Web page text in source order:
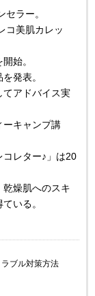
セラー。
コ美肌カレッ
始。
発表。
てアドバイス実
キャンプ講
コレター♪」は20
乾燥肌へのスキ
いる。
ブル対策方法